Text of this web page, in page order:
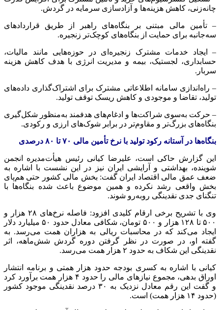
چانه‌زنی، کاهش هزینه‌ها و آزادسازی سرمایه در گردش.
– تأمین مالی مبتنی بر بنگاه‌های راهبر از طریق قراردادهای
سه‌جانبه برای حمایت از بنگاه‌های کوچک‌تر زنجیره.
– ایجاد خدمات مشترک زنجیره‌ای در حوزه‌هایی مانند مالیات،
حسابداری، لجستیک، بیمه و مدیریت انرژی با هدف کاهش هزینه
سربار.
– راه‌اندازی سامانه اطلاعاتی مشترک برای اشتراک‌گذاری داده‌های
تولید، تقاضا و موجودی و کاهش ریسک توقف تولید.
– حرکت به‌سوی شراکت‌ها و ادغام‌های هدفمند به‌منظور شکل‌گیری
بنگاه‌های بزرگ‌تر و مقاوم‌تر در برابر شوک‌های ارزی و رکودی.
بنگاه‌ها در آستانه رکود تولید با نرخ تأمین مالی ۷۰ تا ۸۰ درصدی
این گزارش حاکی است، علیرضا کیانی رئیس هیأت‌مدیره انجمن
شوینده، بهداشتی و آرایشی ایران نیز در این نشست با اشاره به
ضعف عمق مالی اقتصاد ایران گفت: بخش مالی کشور حتی هم‌پای
بخش واقعی رشد نکرده و همین موضوع باعث شده بنگاه‌ها با
تنگنای جدی نقدینگی روبه‌رو شوند.
وی با تشریح برخی ارقام کلیدی افزود: فاصله نرخ‌های ۲۸ هزار و
۵۰۰ تا ۱۲۸ هزار و ۵۰۰ تومان، شکافی معادل حدود ۵۰ میلیارد دلار
ایجاد می‌کند که در محاسبات ریالی به هزاران همت می‌رسد. به
گفته او، در صورت در نظر گرفتن دوره گردش شش‌ماهه، اثر
نقدینگی این شکاف به حدود ۲ هزار همت می‌رسد.
کیانی با اشاره به کسری بودجه حدود هزار همتی و برنامه انتشار
اوراق بدهی، مجموع نیازهای مالی را حدود ۴ هزار همت برآورد کرد
و گفت این رقم معادل نزدیک به ۳۰ درصد نقدینگی موجود کشور
(حدود ۱۴ هزار همت) است.